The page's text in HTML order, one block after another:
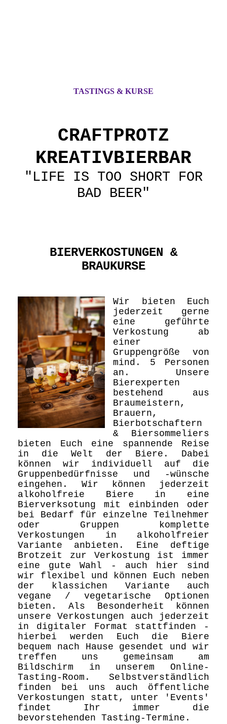
TASTINGS & KURSE
CRAFTPROTZ
KREATIVBIERBAR
"LIFE IS TOO SHORT FOR
BAD BEER"
BIERVERKOSTUNGEN &
BRAUKURSE
Wir bieten Euch
jederzeit gerne
eine geführte
Verkostung ab
einer
Gruppengröße von
mind. 5 Personen
an. Unsere
Bierexperten
bestehend aus
Braumeistern,
Brauern,
Bierbotschaftern
& Biersommeliers
bieten Euch eine spannende Reise
in die Welt der Biere. Dabei
können wir individuell auf die
Gruppenbedürfnisse und -wünsche
eingehen. Wir können jederzeit
alkoholfreie Biere in eine
Bierverksotung mit einbinden oder
bei Bedarf für einzelne Teilnehmer
oder Gruppen komplette
Verkostungen in alkoholfreier
Variante anbieten. Eine deftige
Brotzeit zur Verkostung ist immer
eine gute Wahl - auch hier sind
wir flexibel und können Euch neben
der klassichen Variante auch
vegane / vegetarische Optionen
bieten. Als Besonderheit können
unsere Verkostungen auch jederzeit
in digitaler Format stattfinden -
hierbei werden Euch die Biere
bequem nach Hause gesendet und wir
treffen uns gemeinsam am
Bildschirm in unserem Online-
Tasting-Room. Selbstverständlich
finden bei uns auch öffentliche
Verkostungen statt, unter 'Events'
findet Ihr immer die
bevorstehenden Tasting-Termine.